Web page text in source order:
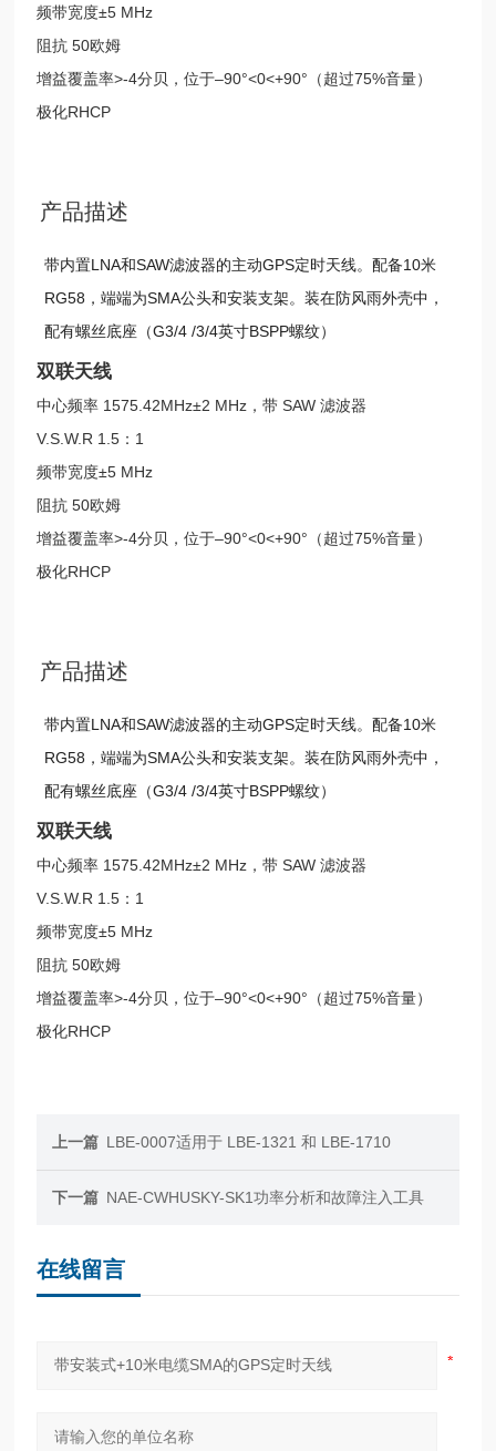
频带宽度±5 MHz
阻抗 50欧姆
增益覆盖率>-4分贝，位于–90°<0<+90°（超过75%音量）
极化RHCP
产品描述
带内置LNA和SAW滤波器的主动GPS定时天线。配备10米
RG58，端端为SMA公头和安装支架。装在防风雨外壳中，
配有螺丝底座（G3/4 /3/4英寸BSPP螺纹）
双联天线
中心频率 1575.42MHz±2 MHz，带 SAW 滤波器
V.S.W.R 1.5：1
频带宽度±5 MHz
阻抗 50欧姆
增益覆盖率>-4分贝，位于–90°<0<+90°（超过75%音量）
极化RHCP
产品描述
带内置LNA和SAW滤波器的主动GPS定时天线。配备10米
RG58，端端为SMA公头和安装支架。装在防风雨外壳中，
配有螺丝底座（G3/4 /3/4英寸BSPP螺纹）
双联天线
中心频率 1575.42MHz±2 MHz，带 SAW 滤波器
V.S.W.R 1.5：1
频带宽度±5 MHz
阻抗 50欧姆
增益覆盖率>-4分贝，位于–90°<0<+90°（超过75%音量）
极化RHCP
上一篇 LBE-0007适用于 LBE-1321 和 LBE-1710
下一篇 NAE-CWHUSKY-SK1功率分析和故障注入工具
在线留言